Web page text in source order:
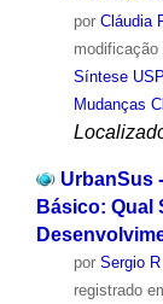
por Cláudia
modificação
Síntese
Mudanças
UrbanSus
Básico: Qual
por Sergio
registrado